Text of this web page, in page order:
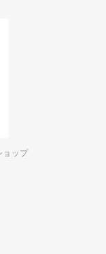
ョップ